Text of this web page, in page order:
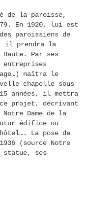
de la paroisse,
En 1920, lui est
paroissiens de
il prendra la
Haute. Par ses
naîtra le
chapelle sous
années, il mettra
projet, décrivant
Dame de la
édifice ou
La pose de
(source Notre
statue, ses